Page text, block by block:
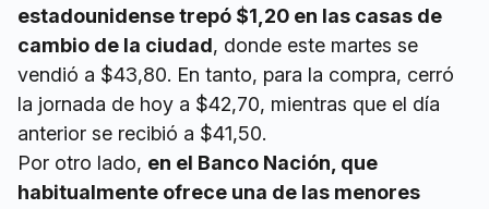
estadounidense trepó $1,20 en las casas de
cambio de la ciudad, donde este martes se
vendió a $43,80. En tanto, para la compra, cerró
la jornada de hoy a $42,70, mientras que el día
anterior se recibió a $41,50.
Por otro lado, en el Banco Nación, que
habitualmente ofrece una de las menores